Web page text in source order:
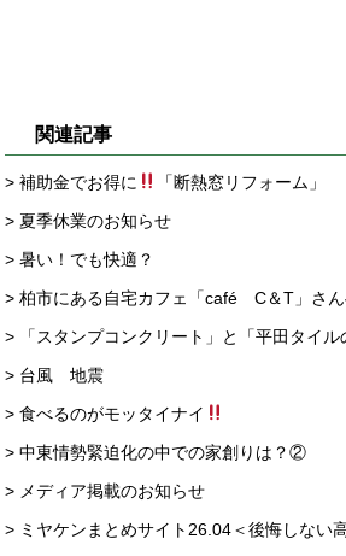
関連記事
> 補助金でお得に
「断熱窓リフォーム」
> 夏季休業のお知らせ
> 暑い！でも快適？
> 柏市にある自宅カフェ「café C＆T」さ
> 「スタンプコンクリート」と「平田タイル
> 台風 地震
> 食べるのがモッタイナイ
> 中東情勢緊迫化の中での家創りは？②
> メディア掲載のお知らせ
> ミヤケンまとめサイト26.04＜後悔しない